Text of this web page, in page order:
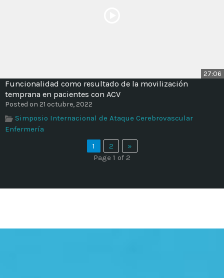
27:06
Funcionalidad como resultado de la movilización
temprana en pacientes con ACV
Posted on 21 octubre, 2022
Simposio Internacional de Ataque Cerebrovascular
Enfermería
1
2
»
Page 1 of 2